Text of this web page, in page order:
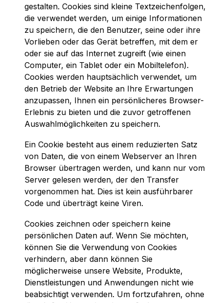
gestalten. Cookies sind kleine Textzeichenfolgen,
die verwendet werden, um einige Informationen
zu speichern, die den Benutzer, seine oder ihre
Vorlieben oder das Gerät betreffen, mit dem er
oder sie auf das Internet zugreift (wie einen
Computer, ein Tablet oder ein Mobiltelefon).
Cookies werden hauptsächlich verwendet, um
den Betrieb der Website an Ihre Erwartungen
anzupassen, Ihnen ein persönlicheres Browser-
Erlebnis zu bieten und die zuvor getroffenen
Auswahlmöglichkeiten zu speichern.
Ein Cookie besteht aus einem reduzierten Satz
von Daten, die von einem Webserver an Ihren
Browser übertragen werden, und kann nur vom
Server gelesen werden, der den Transfer
vorgenommen hat. Dies ist kein ausführbarer
Code und überträgt keine Viren.
Cookies zeichnen oder speichern keine
persönlichen Daten auf. Wenn Sie möchten,
können Sie die Verwendung von Cookies
verhindern, aber dann können Sie
möglicherweise unsere Website, Produkte,
Dienstleistungen und Anwendungen nicht wie
beabsichtigt verwenden. Um fortzufahren, ohne